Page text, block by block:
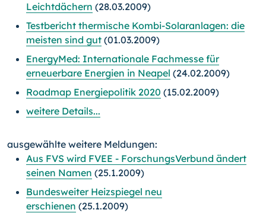
Leichtdächern (28.03.2009)
Testbericht thermische Kombi-Solaranlagen: die
meisten sind gut (01.03.2009)
EnergyMed: Internationale Fachmesse für
erneuerbare Energien in Neapel (24.02.2009)
Roadmap Energiepolitik 2020 (15.02.2009)
weitere Details...
ausgewählte weitere Meldungen:
Aus FVS wird FVEE - ForschungsVerbund ändert
seinen Namen (25.1.2009)
Bundesweiter Heizspiegel neu
erschienen (25.1.2009)